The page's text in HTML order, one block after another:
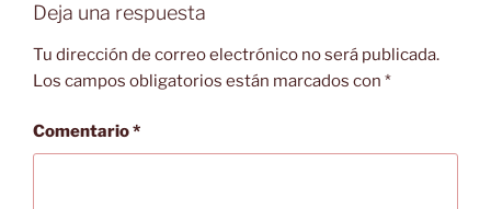
Deja una respuesta
Tu dirección de correo electrónico no será publicada.
Los campos obligatorios están marcados con *
Comentario*